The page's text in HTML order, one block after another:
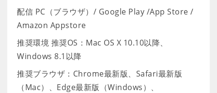
配信 PC（ブラウザ）/ Google Play /App Store /
Amazon Appstore
推奨環境 推奨OS：Mac OS X 10.10以降、
Windows 8.1以降
推奨ブラウザ：Chrome最新版、Safari最新版
（Mac）、Edge最新版（Windows）、